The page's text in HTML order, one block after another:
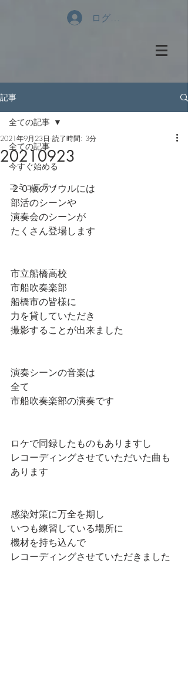
ログイン
記事
全ての記事
今すぐ始める
コミュニティ
全ての記事
20210923
2021年9月23日 読了時間: 3分
２０歳のソウルには
部活のシーンや
演奏会のシーンが
たくさん登場します
市立船橋高校
市船吹奏楽部
船橋市の皆様に
力を貸していただき
撮影することが出来ました
演奏シーンの音楽は
全て
市船吹奏楽部の演奏です
ロケで同録したものもありますし
レコーディングさせていただいた曲も
あります
感染対策に万全を期し
いつも練習している場所に
機材を持ち込んで
レコーディングさせていただきました